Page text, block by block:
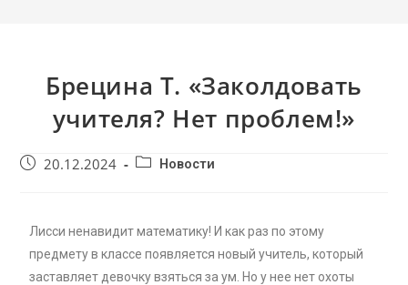
Брецина Т. «Заколдовать
учителя? Нет проблем!»
20.12.2024 Новости
Лисси ненавидит математику! И как раз по этому
предмету в классе появляется новый учитель, который
заставляет девочку взяться за ум. Но у нее нет охоты